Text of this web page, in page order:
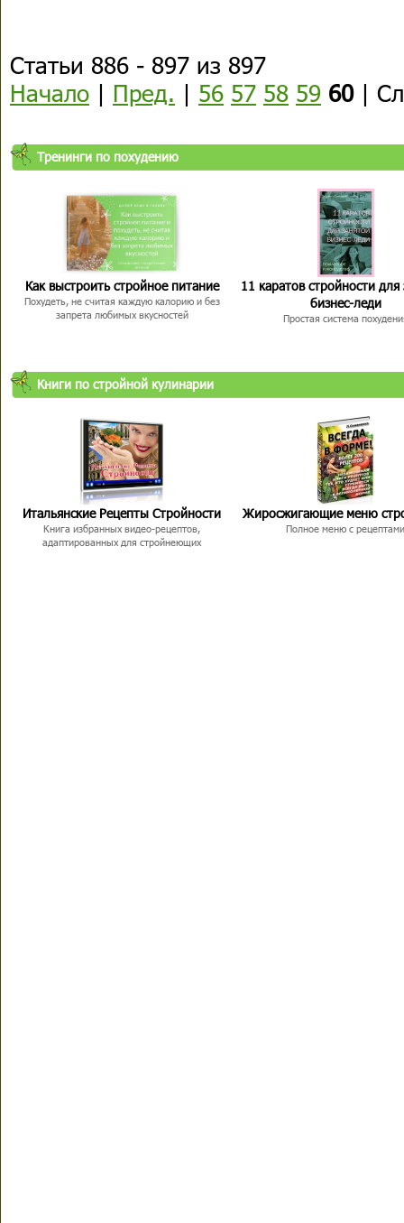
Статьи 886 - 897 из 897
Начало | Пред. | 56 57 58 59 60|
Тренинги по похудению
Как выстроить стройное питание
Похудеть, не считая каждую калорию и без
запрета любимых вкусностей
11 каратов стройности для
бизнес-леди
Простая система
Книги по стройной кулинарии
Итальянские Рецепты Стройности
Книга избранных видео-рецептов,
адаптированных для стройнеющих
Жиросжигающие меню
Полное меню с рецептами